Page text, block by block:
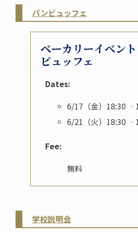
パンビュッフェ
ベーカリーイベン
ビュッフェ
Dates:
6/17（金）18:30
6/21（火）18:30
Fee:
無料
学校説明会